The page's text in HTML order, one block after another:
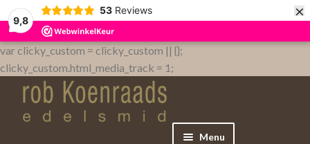
9,8
53 Reviews ×
var clicky_custom = clicky_custom || {};
clicky_custom.html_media_track = 1;
Menu